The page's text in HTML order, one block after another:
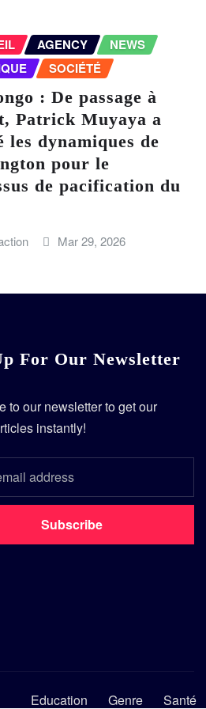
AGENCY
NEWS
SOCIÉTÉ
: De passage à
Patrick Muyaya a
les dynamiques de
pour le
de pacification du
Mar 29, 2026
For Our Newsletter
to our newsletter to get our
instantly!
Subscribe
Education Genre Santé